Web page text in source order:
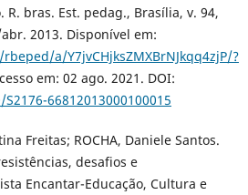
bras. Est. pedag., Brasília, v. 94,
2013. Disponível em:
a/Y7jvCHjksZMXBrNJkqq4zjP/?
em: 02 ago. 2021. DOI:
66812013000100015
Freitas; ROCHA, Daniele Santos.
desafios e
Encantar-Educação, Cultura e